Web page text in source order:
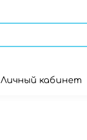
Личный кабинет